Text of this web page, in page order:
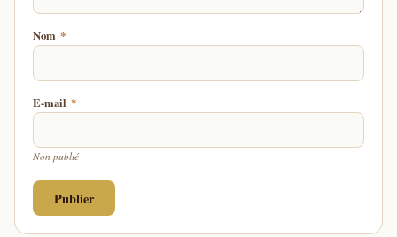
Nom *
E-mail *
Non publié